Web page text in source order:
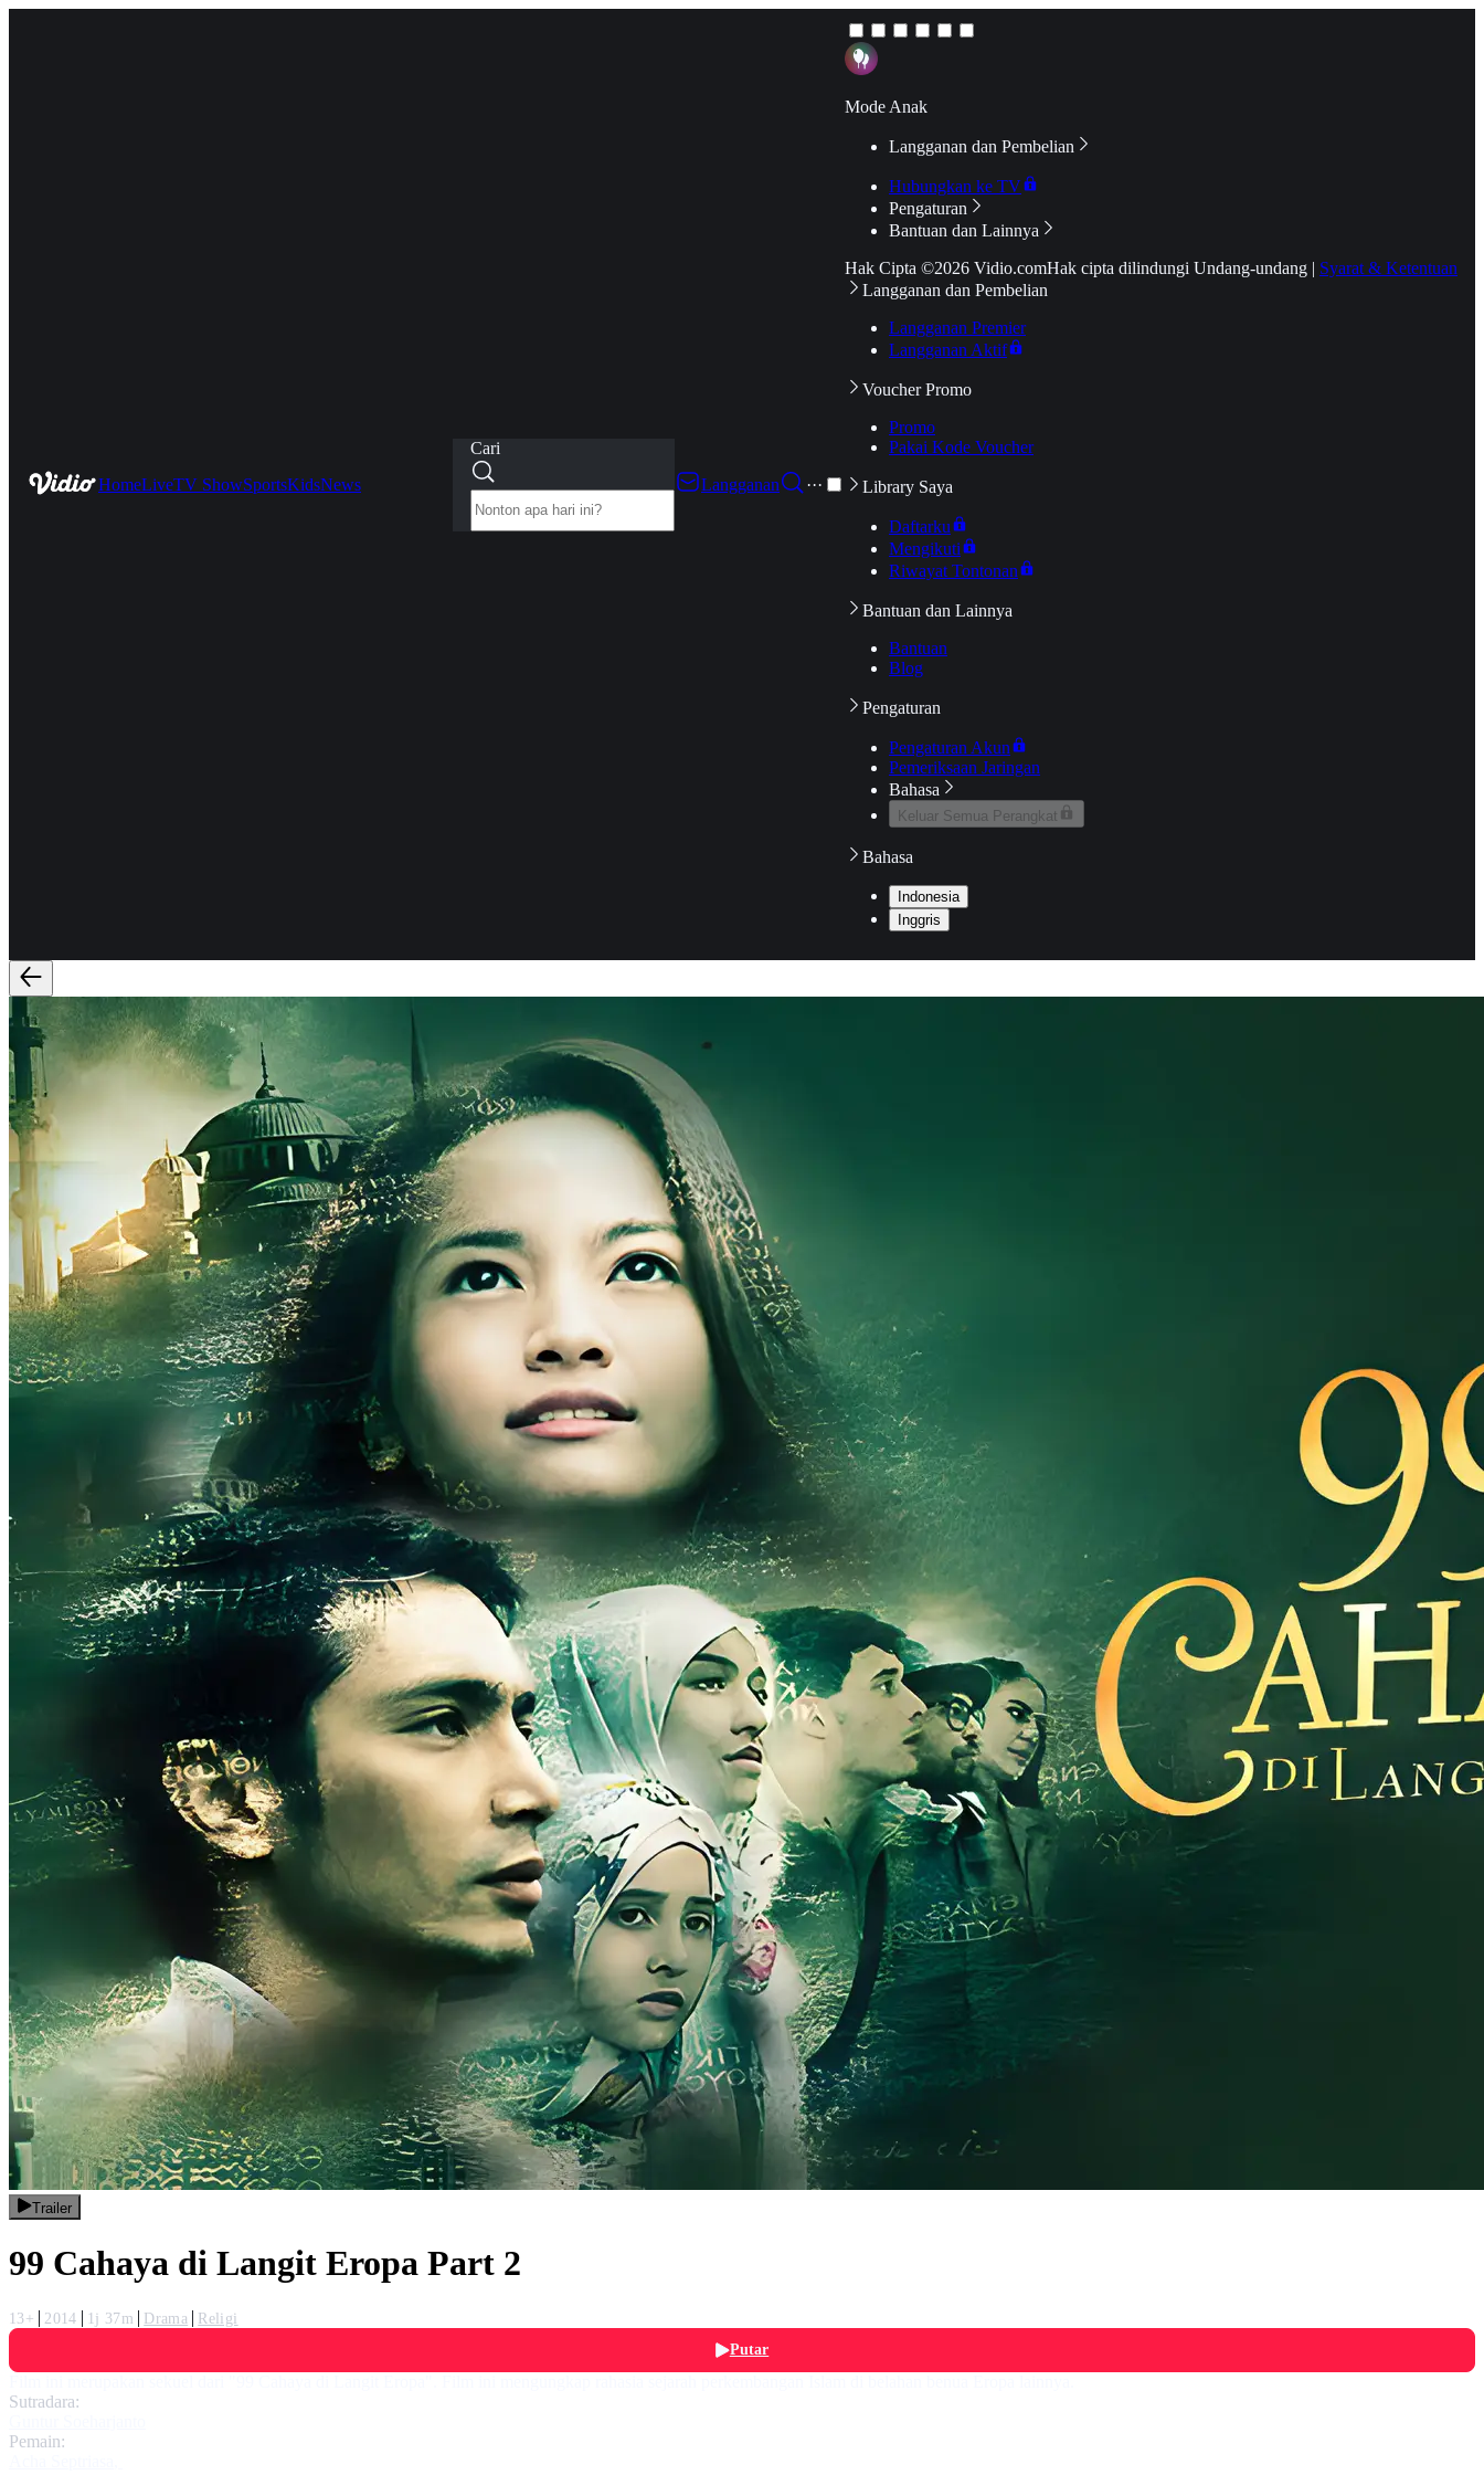
HomeLiveTV ShowSportsKidsNews
Cari
Langganan
···
Mode Anak
Langganan dan Pembelian
Hubungkan ke TV
Pengaturan
Bantuan dan Lainnya
Hak Cipta ©2026 Vidio.comHak cipta dilindungi Undang-undang | Syarat & Ketentuan
Langganan dan Pembelian
Langganan Premier
Langganan Aktif
Voucher Promo
Promo
Pakai Kode Voucher
Library Saya
Daftarku
Mengikuti
Riwayat Tontonan
Bantuan dan Lainnya
Bantuan
Blog
Pengaturan
Pengaturan Akun
Pemeriksaan Jaringan
Bahasa
Keluar Semua Perangkat
Bahasa
Indonesia
Inggris
Trailer
99 Cahaya di Langit Eropa Part 2
13+ 2014 1j 37m Drama
Religi
Putar
Sutradara:
Pemain: